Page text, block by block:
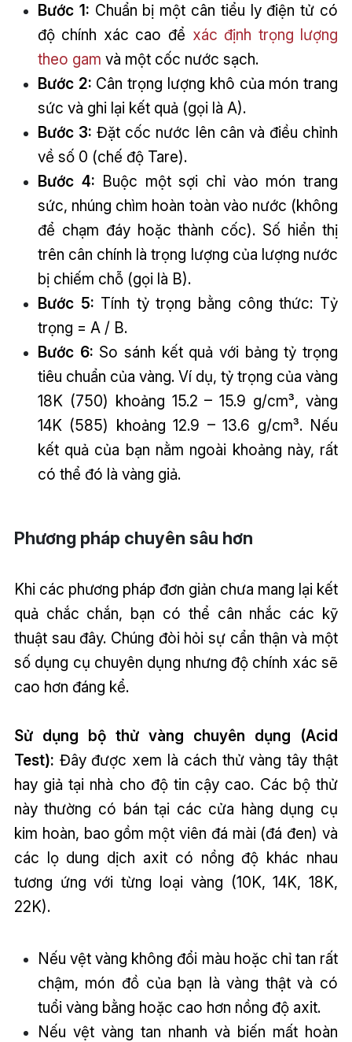
Bước 1: Chuẩn bị một cân tiểu ly điện tử có
độ chính xác cao để xác định trọng lượng
theo gam và một cốc nước sạch.
Bước 2: Cân trọng lượng khô của món trang
sức và ghi lại kết quả (gọi là A).
Bước 3: Đặt cốc nước lên cân và điều chỉnh
về số 0 (chế độ Tare).
Bước 4: Buộc một sợi chỉ vào món trang
sức, nhúng chìm hoàn toàn vào nước (không
để chạm đáy hoặc thành cốc). Số hiển thị
trên cân chính là trọng lượng của lượng nước
bị chiếm chỗ (gọi là B).
Bước 5: Tính tỷ trọng bằng công thức: Tỷ
trọng = A / B.
Bước 6: So sánh kết quả với bảng tỷ trọng
tiêu chuẩn của vàng. Ví dụ, tỷ trọng của vàng
18K (750) khoảng 15.2 – 15.9 g/cm³, vàng
14K (585) khoảng 12.9 – 13.6 g/cm³. Nếu
kết quả của bạn nằm ngoài khoảng này, rất
có thể đó là vàng giả.
Phương pháp chuyên sâu hơn
Khi các phương pháp đơn giản chưa mang lại kết
quả chắc chắn, bạn có thể cân nhắc các kỹ
thuật sau đây. Chúng đòi hỏi sự cẩn thận và một
số dụng cụ chuyên dụng nhưng độ chính xác sẽ
cao hơn đáng kể.
Sử dụng bộ thử vàng chuyên dụng (Acid
Test): Đây được xem là cách thử vàng tây thật
hay giả tại nhà cho độ tin cậy cao. Các bộ thử
này thường có bán tại các cửa hàng dụng cụ
kim hoàn, bao gồm một viên đá mài (đá đen) và
các lọ dung dịch axit có nồng độ khác nhau
tương ứng với từng loại vàng (10K, 14K, 18K,
22K).
Nếu vệt vàng không đổi màu hoặc chỉ tan rất
chậm, món đồ của bạn là vàng thật và có
tuổi vàng bằng hoặc cao hơn nồng độ axit.
Nếu vệt vàng tan nhanh và biến mất hoàn